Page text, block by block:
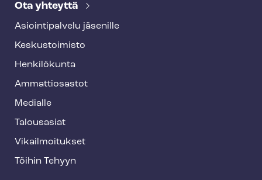
Ota yhteyttä
Asioin­ti­pal­ve­lu jäsenille
Keskustoimisto
Henkilökunta
Ammattiosastot
Medialle
Talousasiat
Vi­kail­moi­tuk­set
Töihin Tehyyn